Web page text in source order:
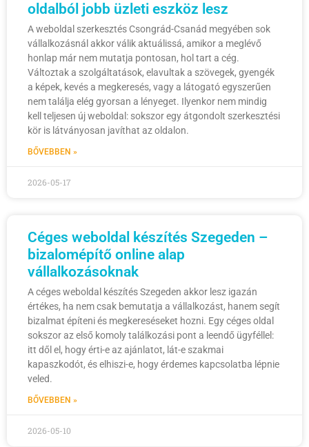
oldalból jobb üzleti eszköz lesz
A weboldal szerkesztés Csongrád-Csanád megyében sok
vállalkozásnál akkor válik aktuálissá, amikor a meglévő
honlap már nem mutatja pontosan, hol tart a cég.
Változtak a szolgáltatások, elavultak a szövegek, gyengék
a képek, kevés a megkeresés, vagy a látogató egyszerűen
nem találja elég gyorsan a lényeget. Ilyenkor nem mindig
kell teljesen új weboldal: sokszor egy átgondolt szerkesztési
kör is látványosan javíthat az oldalon.
BŐVEBBEN »
2026-05-17
Céges weboldal készítés Szegeden –
bizalomépítő online alap
vállalkozásoknak
A céges weboldal készítés Szegeden akkor lesz igazán
értékes, ha nem csak bemutatja a vállalkozást, hanem segít
bizalmat építeni és megkereséseket hozni. Egy céges oldal
sokszor az első komoly találkozási pont a leendő ügyféllel:
itt dől el, hogy érti-e az ajánlatot, lát-e szakmai
kapaszkodót, és elhiszi-e, hogy érdemes kapcsolatba lépnie
veled.
BŐVEBBEN »
2026-05-10